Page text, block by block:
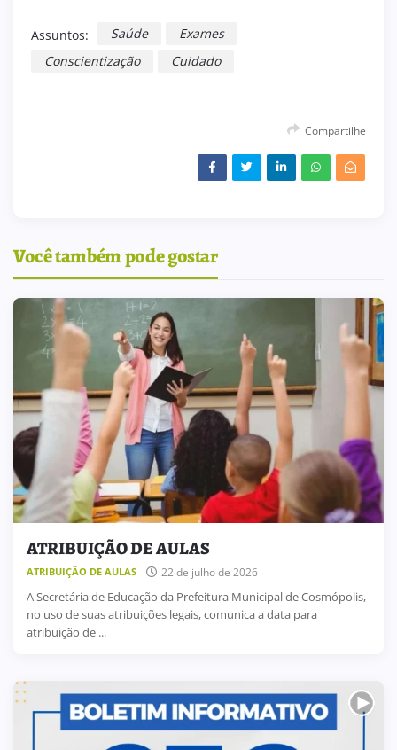
Assuntos: Saúde
Exames
Conscientização
Cuidado
Compartilhe
Você também pode gostar
ATRIBUIÇÃO DE AULAS
ATRIBUIÇÃO DE AULAS 22 de julho de 2026
A Secretária de Educação da Prefeitura Municipal de Cosmópolis,
no uso de suas atribuições legais, comunica a data para
atribuição de ...